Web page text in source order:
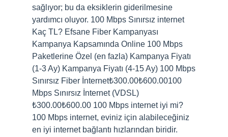
sağlıyor; bu da eksiklerin giderilmesine
yardımcı oluyor. 100 Mbps Sınırsız internet
Kaç TL? Efsane Fiber Kampanyası
Kampanya Kapsamında Online 100 Mbps
Paketlerine Özel (en fazla) Kampanya Fiyatı
(1-3 Ay) Kampanya Fiyatı (4-15 Ay) 100 Mbps
Sınırsız Fiber İnternet₺300.00₺600.00100
Mbps Sınırsız İnternet (VDSL)​
₺300.00₺600.00 100 Mbps internet iyi mi?
100 Mbps internet, eviniz için alabileceğiniz
en iyi internet bağlantı hızlarından biridir.